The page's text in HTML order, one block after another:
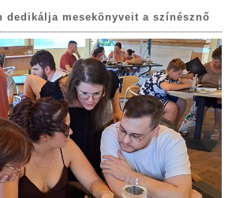
dedikálja mesekönyveit a színésznő